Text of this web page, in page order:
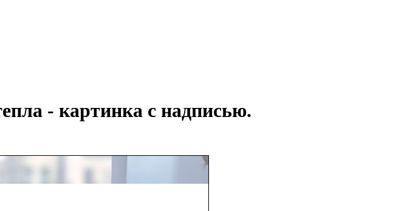
- картинка с надписью.